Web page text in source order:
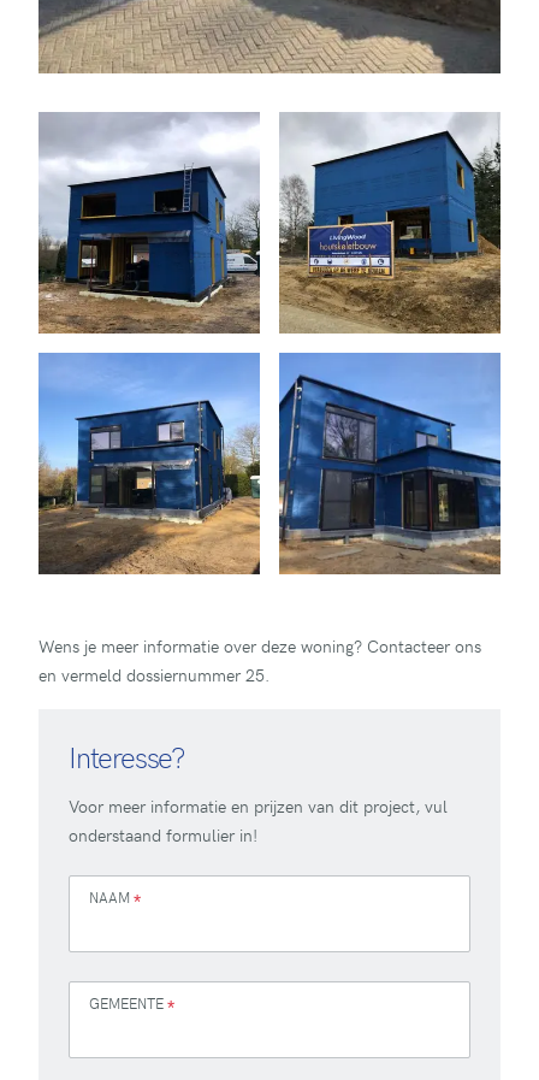
Wens je meer informatie over deze woning? Contacteer ons
en vermeld dossiernummer 25.
Interesse?
Voor meer informatie en prijzen van dit project, vul
onderstaand formulier in!
NAAM *
GEMEENTE*